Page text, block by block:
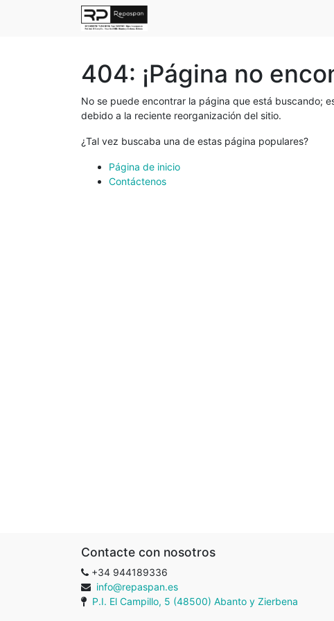
404: ¡Página no
No se puede encontrar la página que está buscando;
debido a la reciente reorganización del sitio.
¿Tal vez buscaba una de estas página populares?
Página de inicio
Contáctenos
Contacte con nosotros
+34 944189336
info@repaspan.es
P.I. El Campillo, 5 (48500) Abanto y Zierbena